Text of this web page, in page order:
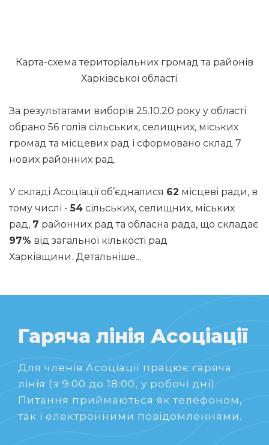
Карта-схема територіальних громад та районів
Харківської області.
За результатами виборів 25.10.20 року у області
обрано 56 голів сільських, селищних, міських
громад та місцевих рад і сформовано склад 7
нових районних рад.
У складі Асоціації об’єдналися 62 місцеві ради, в
тому числі -54 сільських, селищних, міських
рад, 7 районних рад та обласна рада, що складає
97% від загальної кількості рад
Харківщини. Детальніше...
Гаряча лінія Асоціації
Для членів Асоціації працює гаряча
лінія (з 9:00 до 18:00, у робочі дні).
Питання приймаються як телефоном,
так і електронними повідомленнями.